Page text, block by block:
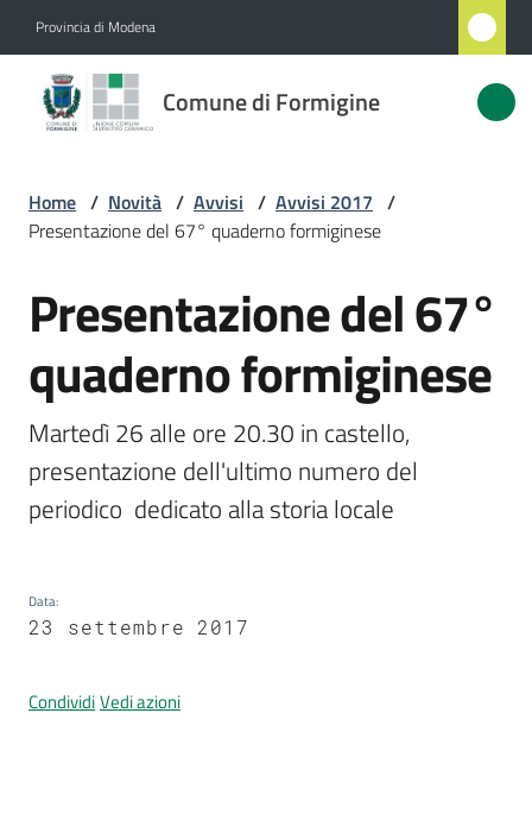
Provincia di Modena
Comune di Formigine
Comune
di
Novità
Servizi
Vivere
Formigine
Prenotazione
Home / Novità / Avvisi / Avvisi 2017 /
Presentazione del 67° quaderno formiginese
Salta al contenuto
Presentazione del 67°
quaderno formiginese
Martedì 26 alle ore 20.30 in castello,
presentazione dell'ultimo numero del
periodico  dedicato alla storia locale
Data:
23 settembre 2017
CondividiVedi azioni